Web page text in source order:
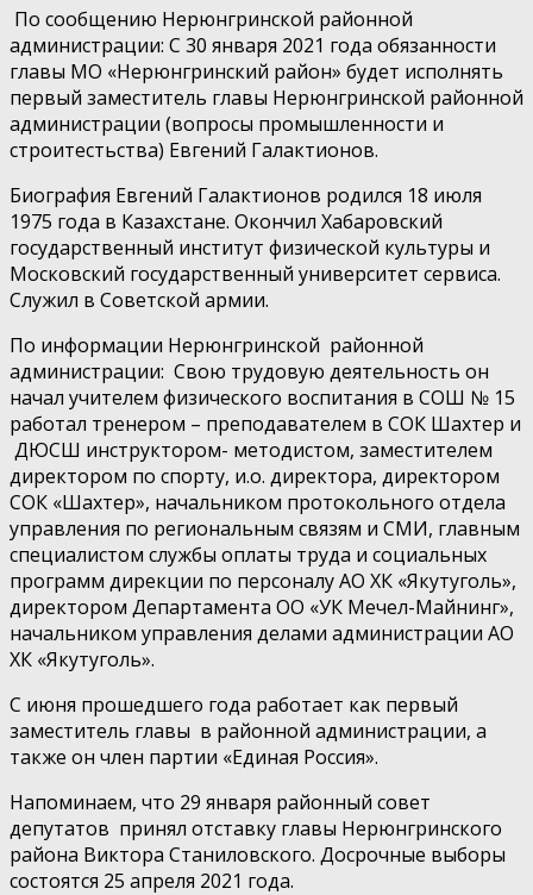
По сообщению Нерюнгринской районной
администрации: С 30 января 2021 года обязанности
главы МО «Нерюнгринский район» будет исполнять
первый заместитель главы Нерюнгринской районной
администрации (вопросы промышленности и
строитестьства) Евгений Галактионов.
Биография Евгений Галактионов родился 18 июля
1975 года в Казахстане. Окончил Хабаровский
государственный институт физической культуры и
Московский государственный университет сервиса.
Служил в Советской армии.
По информации Нерюнгринской районной
администрации: Свою трудовую деятельность он
начал учителем физического воспитания в СОШ № 15
работал тренером – преподавателем в СОК Шахтер и
ДЮСШ инструктором- методистом, заместителем
директором по спорту, и.о. директора, директором
СОК «Шахтер», начальником протокольного отдела
управления по региональным связям и СМИ, главным
специалистом службы оплаты труда и социальных
программ дирекции по персоналу АО ХК «Якутуголь»,
директором Департамента ОО «УК Мечел-Майнинг»,
начальником управления делами администрации АО
ХК «Якутуголь».
С июня прошедшего года работает как первый
заместитель главы в районной администрации, а
также он член партии «Единая Россия».
Напоминаем, что 29 января районный совет
депутатов принял отставку главы Нерюнгринского
района Виктора Станиловского. Досрочные выборы
состоятся 25 апреля 2021 года.